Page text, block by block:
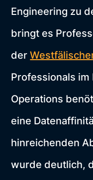
Engineering zu
bringt es
der
Professionals im
Operations
eine
hinreichenden
wurde deutlich,